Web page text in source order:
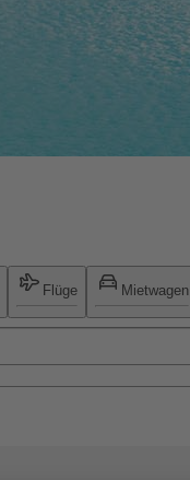
Flüge Mietwagen